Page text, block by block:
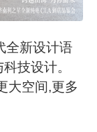
全新设计语
技设计。
大空间,更多